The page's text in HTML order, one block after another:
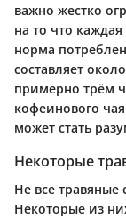
важно жестко
на то что
норма
составляет
примерно трём
кофеинового
может стать
Некоторые
Не все
Некоторые из